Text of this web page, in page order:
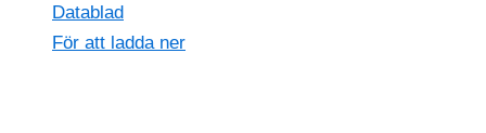
Datablad
För att ladda ner